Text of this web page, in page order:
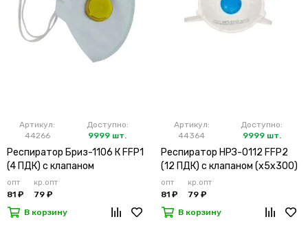
Артикул:
44266
Доступно:
9999 шт.
Респиратор Бриз-1106 К FFP1
(4 ПДК) с клапаном
опт
81 ₽
кр.опт
79 ₽
В корзину
Артикул:
44364
Доступно:
9999 шт.
Респиратор НРЗ-0112 FFP2
(12 ПДК) с клапаном (х5х300)
опт
81 ₽
кр.опт
79 ₽
В корзину